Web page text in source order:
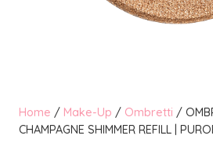
Home / Make-Up / Ombretti /
CHAMPAGNE SHIMMER REFILL |